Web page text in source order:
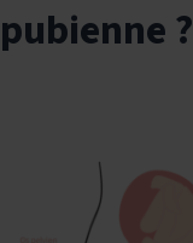
pubienne ?